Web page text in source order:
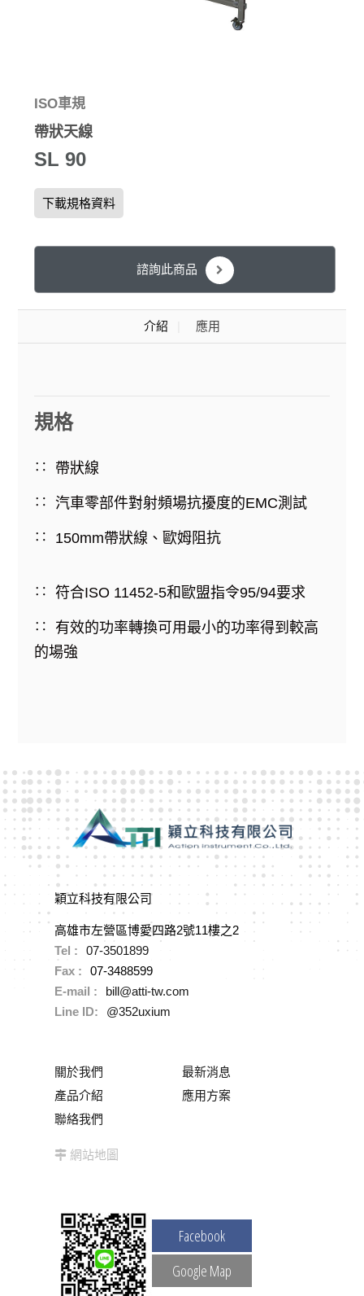
ISO車規
帶狀天線
SL 90
下載規格資料
諮詢此商品
介紹 應用
規格
帶狀線
汽車零部件對射頻場抗擾度的EMC測試
150mm帶狀線、歐姆阻抗
符合ISO 11452-5和歐盟指令95/94要求
有效的功率轉換可用最小的功率得到較高
的場強
穎立科技有限公司
高雄市左營區博愛四路2號11樓之2
Tel :
07-3501899
Fax :
07-3488599
E-mail :
bill@atti-tw.com
Line ID:
@352uxium
關於我們
最新消息
產品介紹
應用方案
聯絡我們
網站地圖
Facebook
Google Map